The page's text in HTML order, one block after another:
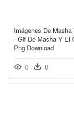
Imágenes De
- Gif De Masha Y El
Png Download
0 0